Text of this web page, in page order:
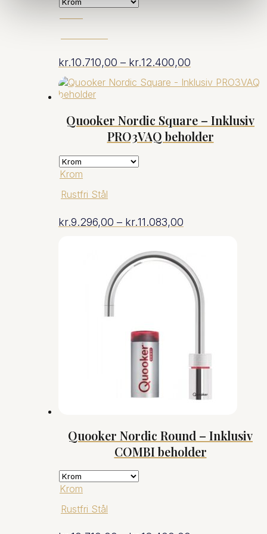
kr.10.710,00 – kr.12.400,00
kr.10.710,00
til
kr.12.400,00
Quooker Nordic Square – Inklusiv
PRO3VAQ beholder
Krom
Rustfri Stål
kr.9.296,00 – kr.11.083,00
til
kr.11.083,00
Quooker Nordic Round – Inklusiv
COMBI beholder
Krom
Rustfri Stål